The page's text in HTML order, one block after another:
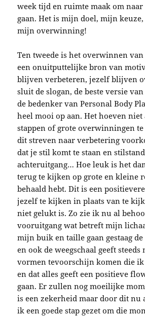
week tijd en ruimte maak om naar
gaan. Het is mijn doel, mijn
mijn overwinning!
Ten tweede is het overwinnen
een onuitputtelijke bron van
blijven verbeteren, jezelf blijven
sluit de slogan, de beste versie
de bedenker van Personal Body
heel mooi op aan. Het hoeven
stappen of grote overwinningen
dit streven naar verbetering
dat je stil komt te staan en
achteruitgang… Hoe leuk is het
terug te kijken op grote en kleine
behaald hebt. Dit is een
jezelf te kijken in plaats van te
niet gelukt is. Zo zie ik nu al
vooruitgang wat betreft mijn
mijn buik en taille gaan gestaag
en ook de weegschaal geeft
vormen tevoorschijn komen die
en dat alles geeft een positieve
gaan. Er zullen nog moeilijke
is een zekerheid maar door dit nu
ik een goede stap gezet om die